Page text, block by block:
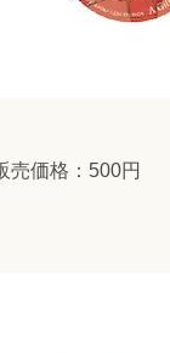
価格：500円